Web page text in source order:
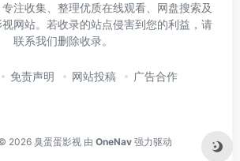
注收集、整理优质在线观看、网盘搜索及
网站。若收录的站点侵害到您的利益，请
联系我们删除收录。
免责声明 网站投稿 广告合作
2026 臭蛋蛋影视 由 OneNav 强力驱动